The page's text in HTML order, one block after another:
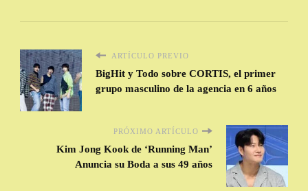
ARTÍCULO PREVIO
BigHit y Todo sobre CORTIS, el primer
grupo masculino de la agencia en 6 años
PRÓXIMO ARTÍCULO
Kim Jong Kook de ‘Running Man’
Anuncia su Boda a sus 49 años